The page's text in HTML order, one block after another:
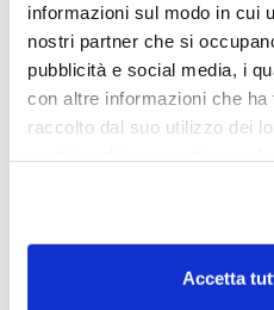
informazioni sul modo in cui
nostri partner che si
pubblicità e social media, i
con altre informazioni che
raccolto dal suo utilizzo dei
Accetta
Showing the single result